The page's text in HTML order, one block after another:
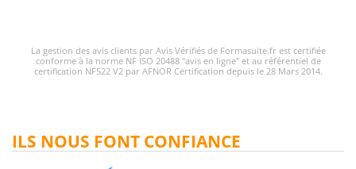
La gestion des avis clients par Avis Vérifiés de Formasuite.fr est certifiée
conforme à la norme NF ISO 20488 "avis en ligne" et au référentiel de
certification NF522 V2 par AFNOR Certification depuis le 28 Mars 2014.
ILS NOUS FONT CONFIANCE